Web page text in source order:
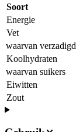
Soort
Energie
Vet
waarvan verzadigd
Koolhydraten
waarvan suikers
Eiwitten
Zout